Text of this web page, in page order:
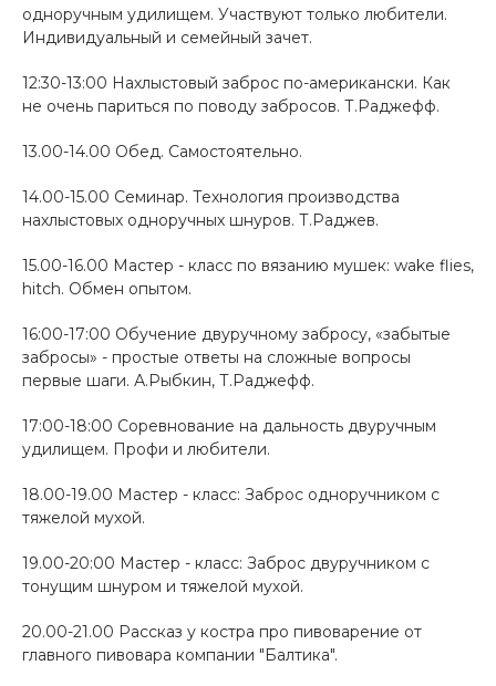
одноручным удилищем. Участвуют только любители.
Индивидуальный и семейный зачет.
12:30-13:00 Нахлыстовый заброс по-американски. Как
не очень париться по поводу забросов. Т.Раджефф.
13.00-14.00 Обед. Самостоятельно.
14.00-15.00 Семинар. Технология производства
нахлыстовых одноручных шнуров. Т.Раджев.
15.00-16.00 Мастер - класс по вязанию мушек: wake flies,
hitch. Обмен опытом.
16:00-17:00 Обучение двуручному забросу, «забытые
забросы» - простые ответы на сложные вопросы
первые шаги. А.Рыбкин, Т.Раджефф.
17:00-18:00 Соревнование на дальность двуручным
удилищем. Профи и любители.
18.00-19.00 Мастер - класс: Заброс одноручником с
тяжелой мухой.
19.00-20:00 Мастер - класс: Заброс двуручником с
тонущим шнуром и тяжелой мухой.
20.00-21.00 Рассказ у костра про пивоварение от
главного пивовара компании "Балтика".